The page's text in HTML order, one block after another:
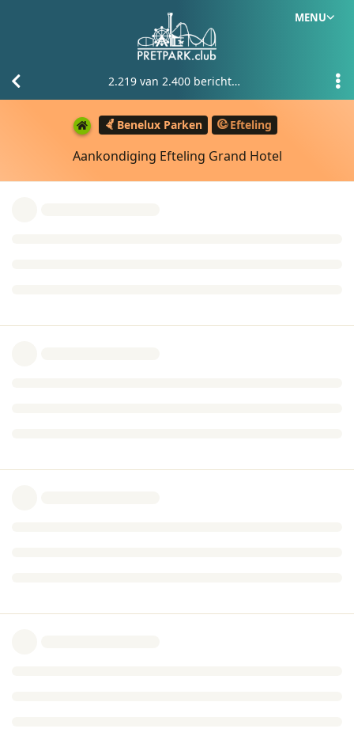
MENU
Benelux Parken Efteling
Aankondiging Efteling Grand Hotel
2.219 van 2.400 berichten